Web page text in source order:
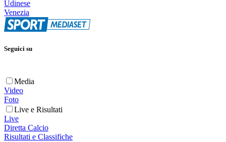
Udinese
Venezia
Seguici su
Media
Video
Foto
Live e Risultati
Live
Diretta Calcio
Risultati e Classifiche